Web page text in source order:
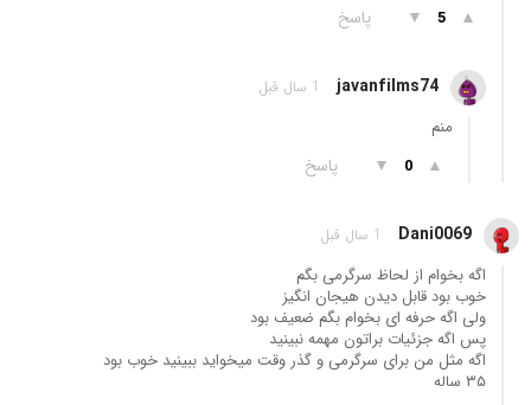
▲
5
▼ پاسخ
javanfilms74 1 سال قبل
منم
▲
0
▼ پاسخ
Dani0069 1 سال قبل
اگه بخوام از لحاظ سرگرمی بگم
خوب بود قابل دیدن هیجان انگیز
ولی اگه حرفه ای بخوام بگم ضعیف بود
پس اگه جزئیات براتون مهمه نبینید
اگه مثل من برای سرگرمی و گذر وقت میخواید ببینید خوب بود
۳۵ ساله